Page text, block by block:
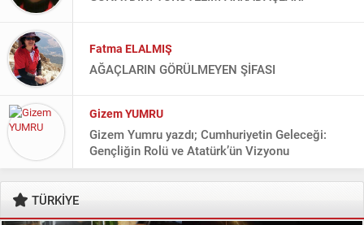
Fatma ELALMIŞ
AĞAÇLARIN GÖRÜLMEYEN ŞİFASI
Gizem YUMRU
Gizem Yumru yazdı; Cumhuriyetin Geleceği:
Gençliğin Rolü ve Atatürk’ün Vizyonu
SENLE SEVDA
TÜRKİYE